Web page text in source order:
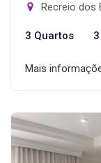
Recreio dos
3 Quartos
Mais